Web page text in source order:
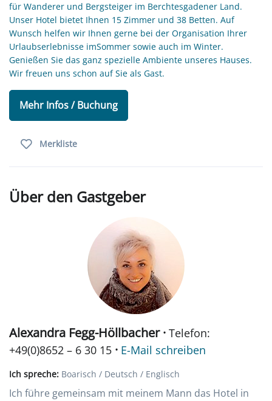
für Wanderer und Bergsteiger im Berchtesgadener Land.
Unser Hotel bietet Ihnen 15 Zimmer und 38 Betten. Auf
Wunsch helfen wir Ihnen gerne bei der Organisation Ihrer
Urlaubserlebnisse imSommer sowie auch im Winter.
Genießen Sie das ganz spezielle Ambiente unseres Hauses.
Wir freuen uns schon auf Sie als Gast.
Mehr Infos / Buchung
Merkliste
Über den Gastgeber
Alexandra Fegg-Höllbacher · Telefon:
+49(0)8652 – 6 30 15 · E-Mail schreiben
Ich spreche: Boarisch / Deutsch / Englisch
Ich führe gemeinsam mit meinem Mann das Hotel in